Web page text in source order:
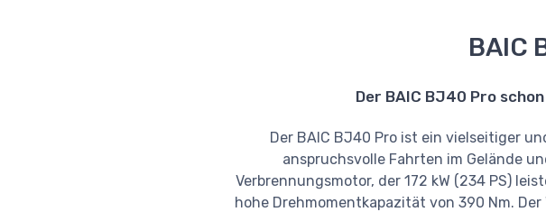
BAIC
Der BAIC BJ40 Pro
Der BAIC BJ40 Pro ist ein vielseitiger
anspruchsvolle Fahrten im Gelände
Verbrennungsmotor, der 172 kW (234 PS)
hohe Drehmomentkapazität von 390 Nm.